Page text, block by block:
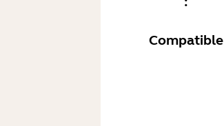
Compatible